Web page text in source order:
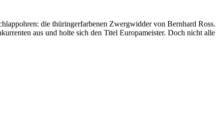
die thüringerfarbenen Zwergwidder von Bernhard
aus und holte sich den Titel Europameister. Doch nicht